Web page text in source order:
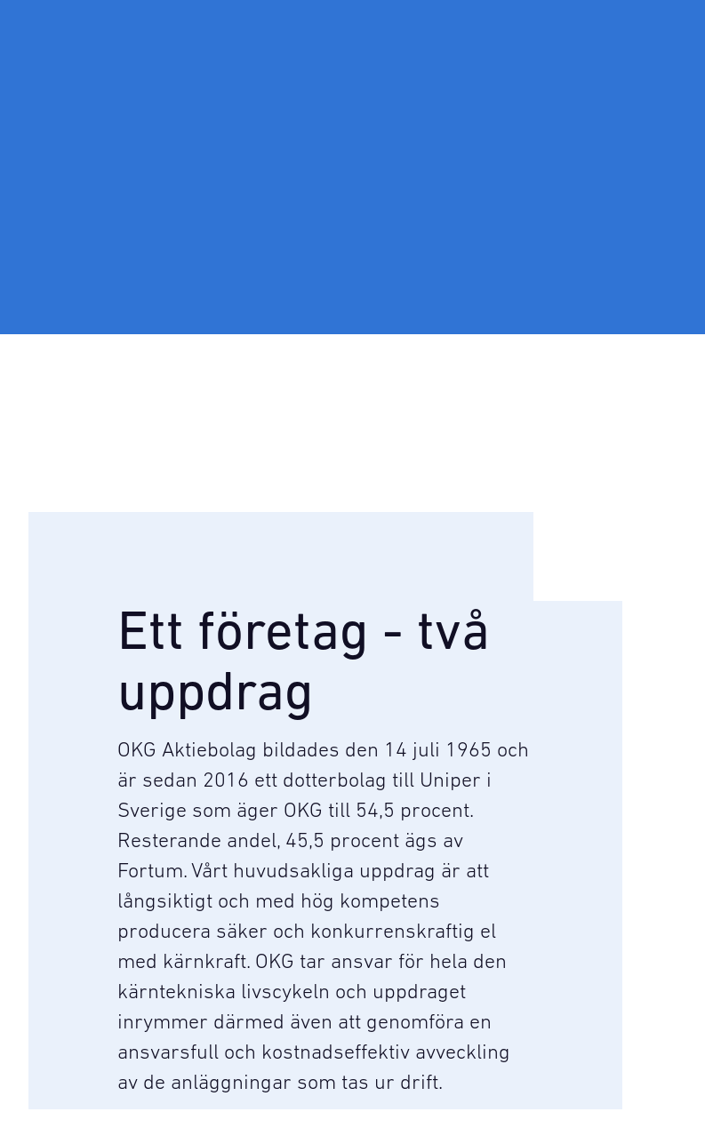
Ett företag - två
uppdrag
OKG Aktiebolag bildades den 14 juli 1965 och
är sedan 2016 ett dotterbolag till Uniper i
Sverige som äger OKG till 54,5 procent.
Resterande andel, 45,5 procent ägs av
Fortum. Vårt huvudsakliga uppdrag är att
långsiktigt och med hög kompetens
producera säker och konkurrenskraftig el
med kärnkraft. OKG tar ansvar för hela den
kärntekniska livscykeln och uppdraget
inrymmer därmed även att genomföra en
ansvarsfull och kostnadseffektiv avveckling
av de anläggningar som tas ur drift.